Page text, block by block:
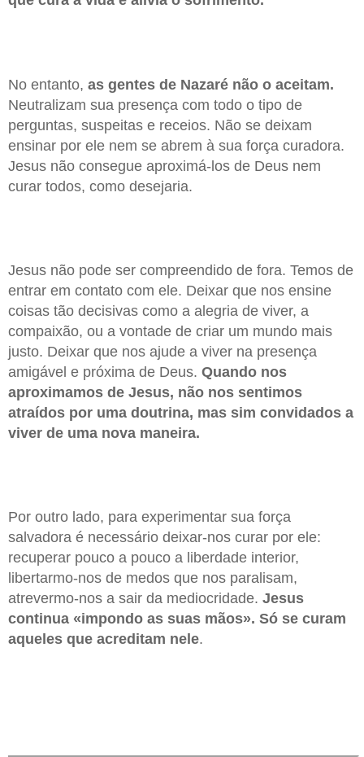
No entanto, as gentes de Nazaré não o aceitam.
Neutralizam sua presença com todo o tipo de
perguntas, suspeitas e receios. Não se deixam
ensinar por ele nem se abrem à sua força curadora.
Jesus não consegue aproximá-los de Deus nem
curar todos, como desejaria.
Jesus não pode ser compreendido de fora. Temos de
entrar em contato com ele. Deixar que nos ensine
coisas tão decisivas como a alegria de viver, a
compaixão, ou a vontade de criar um mundo mais
justo. Deixar que nos ajude a viver na presença
amigável e próxima de Deus. Quando nos
aproximamos de Jesus, não nos sentimos
atraídos por uma doutrina, mas sim convidados a
viver de uma nova maneira.
Por outro lado, para experimentar sua força
salvadora é necessário deixar-nos curar por ele:
recuperar pouco a pouco a liberdade interior,
libertarmo-nos de medos que nos paralisam,
atrevermo-nos a sair da mediocridade. Jesus
continua «impondo as suas mãos». Só se curam
aqueles que acreditam nele.